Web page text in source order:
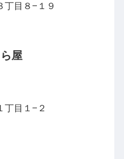
丁目８−１９
屋
丁目１−２